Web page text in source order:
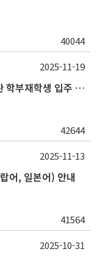
40044
(11/24~28) 2026학년도 관악학생생활관 학부재학생 입주 신청 일정 안내
42644
2025-11-19
어, 일본어) 안내
41564
2025-11-13
2025-10-31